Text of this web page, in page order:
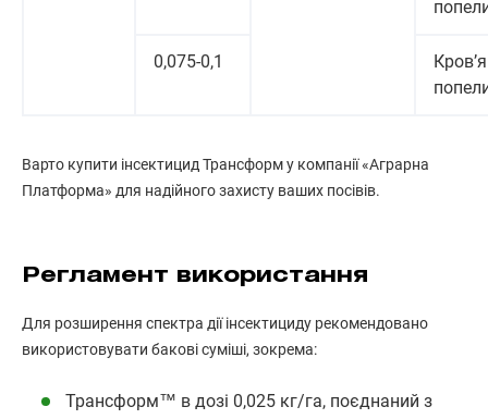
0,075-0,1
Варто купити інсектицид Трансформ у компанії «Аграрна
Платформа» для надійного захисту ваших посівів.
Регламент використання
Для розширення спектра дії інсектициду рекомендовано
використовувати бакові суміші, зокрема:
Трансформ™ в дозі 0,025 кг/га, поєднаний з